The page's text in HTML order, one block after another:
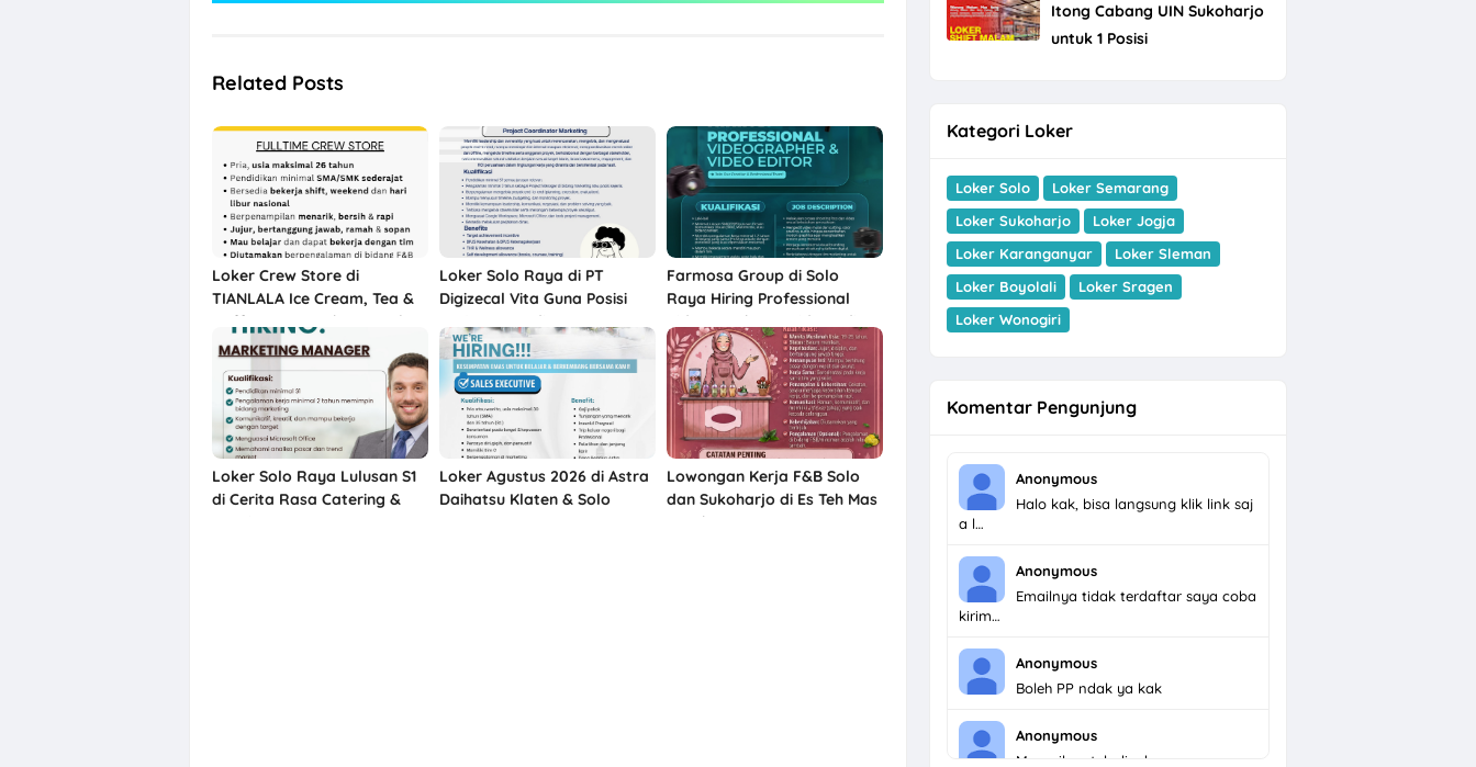
Related Posts
Loker Crew Store di
TIANLALA Ice Cream, Tea &
Coffee Gatot Subroto Solo
Loker Solo Raya di PT
Digizecal Vita Guna Posisi
Project Coordinator
Marketing, Live Streamer, dll
Farmosa Group di Solo
Raya Hiring Professional
Videographer & Video Editor
Loker Solo Raya Lulusan S1
di Cerita Rasa Catering &
Loker Agustus 2026 di Astra
Daihatsu Klaten & Solo
Lowongan Kerja F&B Solo
dan Sukoharjo di Es Teh Mas
Karebet
Itong Cabang UIN Sukoharjo
untuk 1 Posisi
Kategori Loker
Loker Solo
Loker Semarang
Loker Sukoharjo
Loker Jogja
Loker Karanganyar
Loker Sleman
Loker Boyolali
Loker Sragen
Loker Wonogiri
Komentar Pengunjung
Anonymous
Halo kak, bisa langsung klik link saj
a l…
Anonymous
Emailnya tidak terdaftar saya coba
kirim…
Anonymous
Boleh PP ndak ya kak
Anonymous
Menarik untuk dicoba